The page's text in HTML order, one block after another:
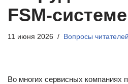
FSM-системе
11 июня 2026 Вопросы читателей
Во многих сервисных компаниях